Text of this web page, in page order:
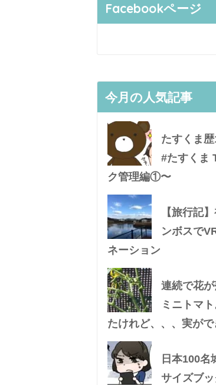
Facebookページ
今月の人気記事
たすくま
#たすくま
ク管理編①〜
【旅行記
ンボスで
ネーション
連続で花
ミニトマ
たけれど、、、実がで
日本100名
サイズブ